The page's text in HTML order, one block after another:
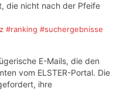
die nicht nach der Pfeife
#ranking #suchergebnisse
E-Mails, die den
vom ELSTER-Portal. Die
ihre